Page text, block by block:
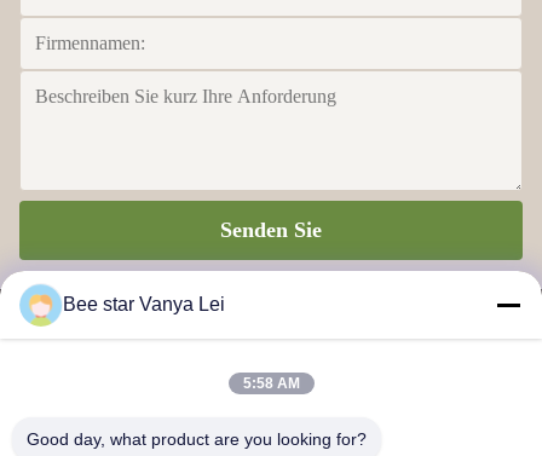
Senden Sie
BIENEN-STERN, ZUM IHRES WUNDERBAREN HONIG-
Bee star Vanya Lei
5:58 AM
Good day, what product are you looking for?